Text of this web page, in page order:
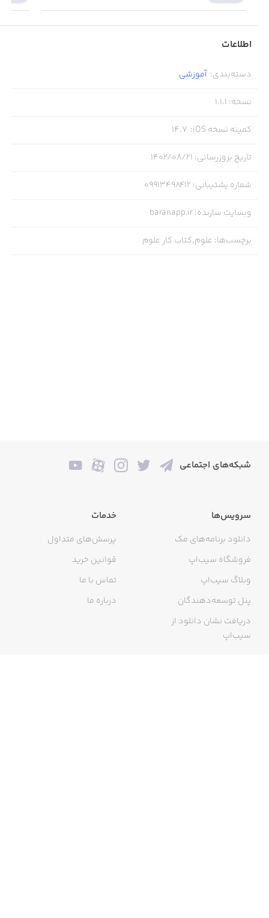
اطلاعات
دسته‌بندی: آموزشی
نسخه:
1.1.1
کمینه نسخه iOS :
14.7
تاریخ بروزرسانی: ۱۴۰۲/۰۸/۲۱
شماره پشتیبانی:
09913498412
وبسایت سازنده:
baranapp.ir
برچسب‌ها: علوم,کتاب کار علوم
شبکه‌های اجتماعی
سرویس‌ها
دانلود برنامه‌های مک
فروشگاه سیب‌اپ
وبلاگ سیب‌اپ
پنل توسعه‌دهندگان
دریافت نشان دانلود از
سیب‌اپ
خدمات
پرسش‌های متداول
قوانین خرید
تماس با ما
درباره ما